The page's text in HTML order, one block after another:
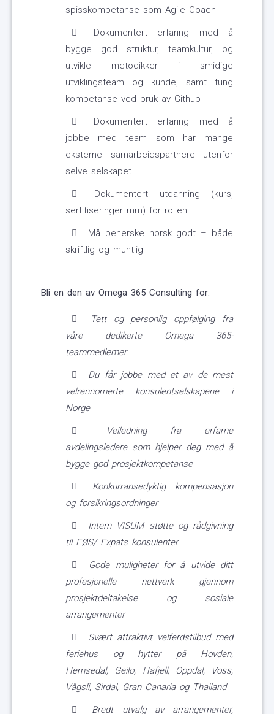
spisskompetanse som Agile Coach
Dokumentert erfaring med å
bygge god struktur, teamkultur, og
utvikle metodikker i smidige
utviklingsteam og kunde, samt tung
kompetanse ved bruk av Github
Dokumentert erfaring med å
jobbe med team som har mange
eksterne samarbeidspartnere utenfor
selve selskapet
Dokumentert utdanning (kurs,
sertifiseringer mm) for rollen
Må beherske norsk godt – både
skriftlig og muntlig
Bli en den av Omega 365 Consulting for:
Tett og personlig oppfølging fra
våre dedikerte Omega 365-
teammedlemer
Du får jobbe med et av de mest
velrennomerte konsulentselskapene i
Norge
Veiledning fra erfarne
avdelingsledere som hjelper deg med å
bygge god prosjektkompetanse
Konkurransedyktig kompensasjon
og forsikringsordninger
Intern VISUM støtte og rådgivning
til EØS/ Expats konsulenter
Gode muligheter for å utvide ditt
profesjonelle nettverk gjennom
prosjektdeltakelse og sosiale
arrangementer
Svært attraktivt velferdstilbud med
feriehus og hytter på Hovden,
Hemsedal, Geilo, Hafjell, Oppdal, Voss,
Vågsli, Sirdal, Gran Canaria og Thailand
Bredt utvalg av arrangementer,